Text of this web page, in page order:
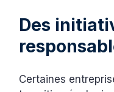
Des
Certaines